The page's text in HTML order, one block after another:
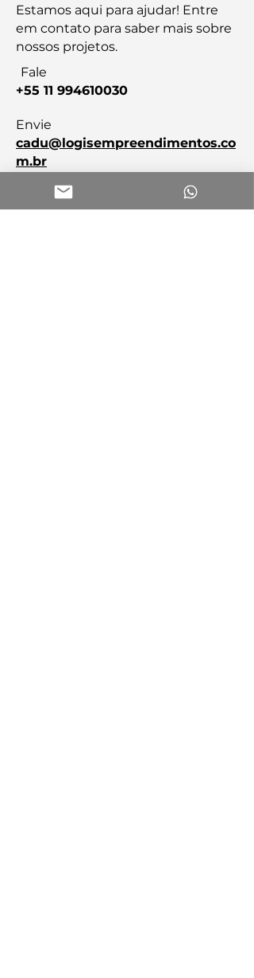
Estamos aqui para ajudar! Entre
em contato para saber mais sobre
nossos projetos.
Fale
+55 11 994610030
Envie
cadu@logisempreendimentos.co
m.br
Primeiro Nome